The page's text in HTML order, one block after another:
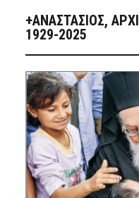
+ΑΝΑΣΤΆΣΙΟΣ,
1929-2025